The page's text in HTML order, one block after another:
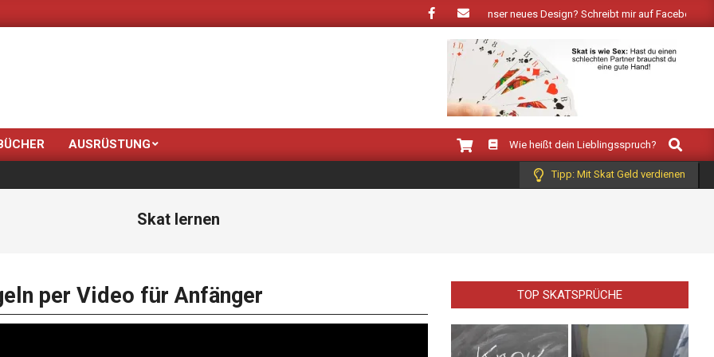
Neue Farben bringt der Frühling: Wie gefällt Dir unser neues Design? Schreibt mir auf Facebook!
AUSRÜSTUNG Wie heißt dein Lieblingsspruch?
Search
Tipp: Mit Skat Geld verdienen
Skat lernen
per Video für Anfänger TOP SKATSPRÜCHE